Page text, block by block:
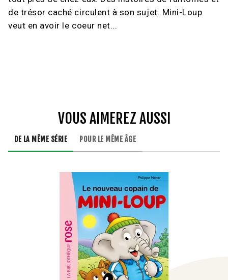
de trésor caché circulent à son sujet. Mini-Loup
veut en avoir le coeur net...
VOUS AIMEREZ AUSSI
DE LA MÊME SÉRIE POUR LE MÊME ÂGE